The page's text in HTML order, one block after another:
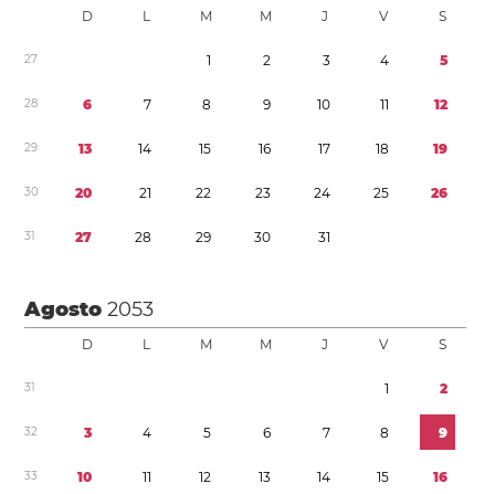
D L M M J V S
27 1 2 3 4 5
28 6 7 8 9 10 11 12
29 13 14 15 16 17 18 19
30 20 21 22 23 24 25 26
31 27 28 29 30 31
Agosto2053
D L M M J V S
31 1 2
32 3 4 5 6 7 8 9
33 10 11 12 13 14 15 16